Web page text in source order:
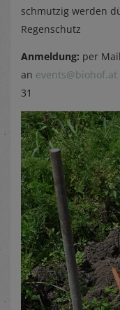
schmutzig werden
Regenschutz
Anmeldung: per Mail
an events@biohof.at
31